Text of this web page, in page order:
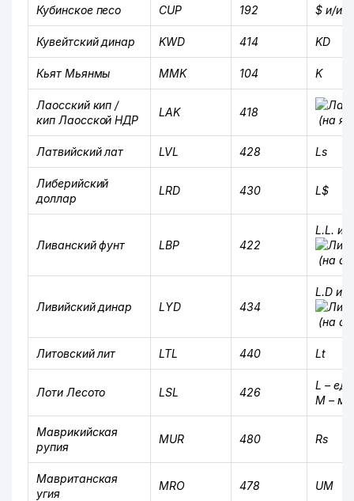
Кубинское песо CUP 192 $ и/
Кувейтский динар KWD 414 KD
Кьят Мьянмы MMK 104 K
Лаосский кип /
кип Лаосской НДР
LAK 418
(на
Латвийский лат LVL 428 Ls
Либерийский
доллар
LRD 430 L$
Ливанский фунт LBP 422
L.L. и/
(на
Ливийский динар LYD 434
L.D и/
(на
Литовский лит LTL 440 Lt
Лоти Лесото LSL 426
L –
M –
Маврикийская
рупия
MUR 480 Rs
Мавританская
угия
MRO 478 UM